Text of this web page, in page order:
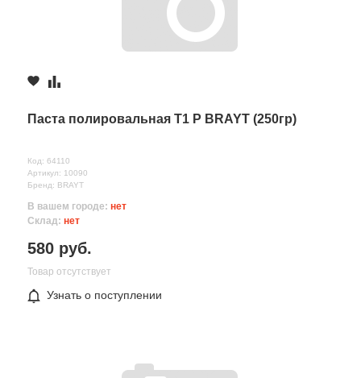
Паста полировальная Т1 P BRAYT (250гр)
Код: 64110
Артикул: 10090
Бренд: BRAYT
В вашем городе: нет
Склад: нет
580 руб.
Товар отсутствует
Узнать о поступлении